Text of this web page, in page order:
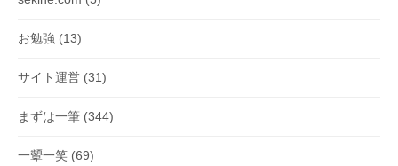
お勉強 (13)
サイト運営 (31)
まずは一筆 (344)
一顰一笑 (69)